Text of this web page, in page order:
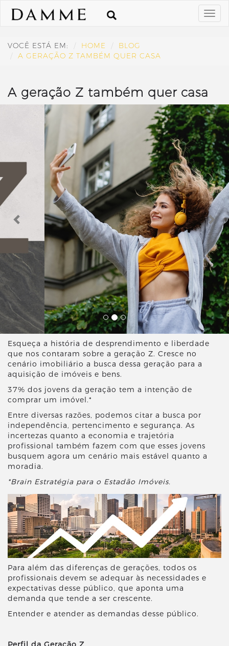
VOCÊ ESTÁ EM: HOME
BLOG
A GERAÇÃO Z TAMBÉM QUER CASA
A geração Z também quer casa
Esqueça a história de desprendimento e liberdade
que nos contaram sobre a geração Z. Cresce no
cenário imobiliário a busca dessa geração para a
aquisição de imóveis e bens.
37% dos jovens da geração tem a intenção de
comprar um imóvel.*
Entre diversas razões, podemos citar a busca por
independência, pertencimento e segurança. As
incertezas quanto a economia e trajetória
profissional também fazem com que esses jovens
busquem agora um cenário mais estável quanto a
moradia.
*Brain Estratégia para o Estadão Imóveis.
Para além das diferenças de gerações, todos os
profissionais devem se adequar às necessidades e
expectativas desse público, que aponta uma
demanda que tende a ser crescente.
Entender e atender as demandas desse público.